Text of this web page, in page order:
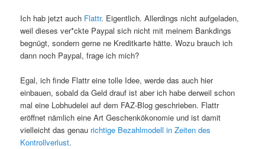
Ich hab jetzt auch Flattr. Eigentlich. Allerdings nicht aufgeladen,
weil dieses ver*ckte Paypal sich nicht mit meinem Bankdings
begnügt, sondern gerne ne Kreditkarte hätte. Wozu brauch ich
dann noch Paypal, frage ich mich?
Egal, ich finde Flattr eine tolle Idee, werde das auch hier
einbauen, sobald da Geld drauf ist aber ich habe derweil schon
mal eine Lobhudelei auf dem FAZ-Blog geschrieben. Flattr
eröffnet nämlich eine Art Geschenkökonomie und ist damit
vielleicht das genau richtige Bezahlmodell in Zeiten des
Kontrollverlust.